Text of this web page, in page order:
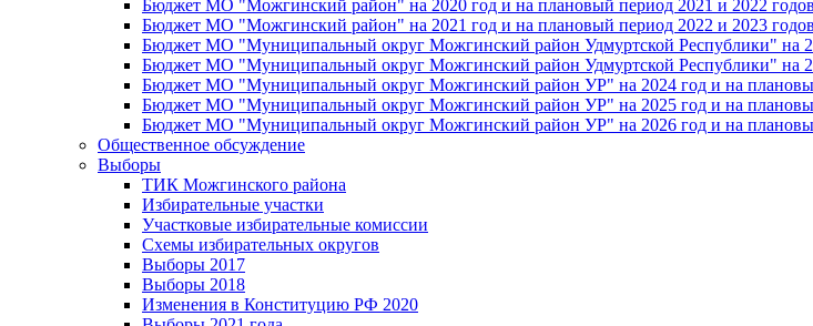
Бюджет МО "Можгинский район" на 2020 год и на плановый период 2021 и 2022 годов
Бюджет МО "Можгинский район" на 2021 год и на плановый период 2022 и 2023 годов
Бюджет МО "Муниципальный округ Можгинский район Удмуртской Республики" на
Бюджет МО "Муниципальный округ Можгинский район Удмуртской Республики" на
Бюджет МО "Муниципальный округ Можгинский район УР" на 2024 год и на
Бюджет МО "Муниципальный округ Можгинский район УР" на 2025 год и на
Бюджет МО "Муниципальный округ Можгинский район УР" на 2026 год и на
Общественное обсуждение
Выборы
ТИК Можгинского района
Избирательные участки
Участковые избирательные комиссии
Схемы избирательных округов
Выборы 2017
Выборы 2018
Изменения в Конституцию РФ 2020